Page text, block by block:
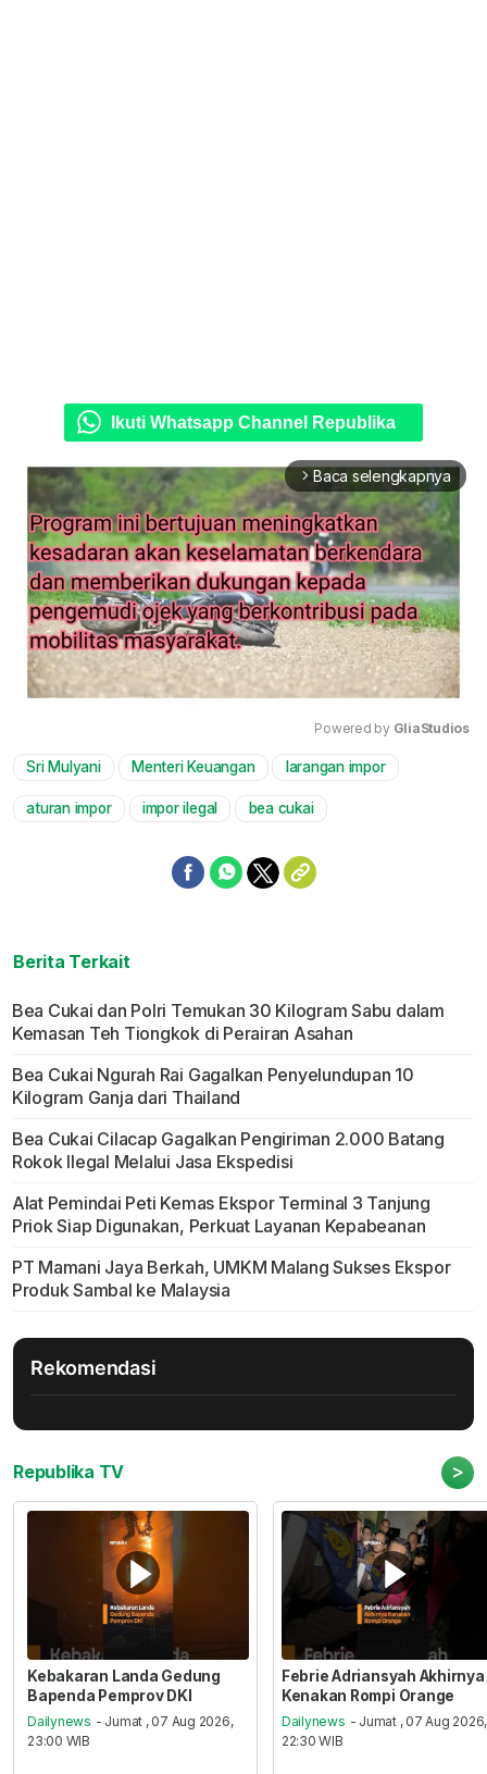
Ikuti Whatsapp Channel Republika
arrow_forward_ios Baca selengkapnya
Mute
Powered by GliaStudios
Sri Mulyani Menteri Keuangan larangan impor
aturan impor impor ilegal bea cukai
Berita Terkait
Bea Cukai dan Polri Temukan 30 Kilogram Sabu dalam
Kemasan Teh Tiongkok di Perairan Asahan
Bea Cukai Ngurah Rai Gagalkan Penyelundupan 10
Kilogram Ganja dari Thailand
Bea Cukai Cilacap Gagalkan Pengiriman 2.000 Batang
Rokok Ilegal Melalui Jasa Ekspedisi
Alat Pemindai Peti Kemas Ekspor Terminal 3 Tanjung
Priok Siap Digunakan, Perkuat Layanan Kepabeanan
PT Mamani Jaya Berkah, UMKM Malang Sukses Ekspor
Produk Sambal ke Malaysia
Rekomendasi
Republika TV >
Kebakaran Landa Gedung
Bapenda Pemprov DKI
Dailynews - Jumat , 07 Aug 2026,
23:00 WIB
Febrie Adriansyah Akhirnya
Kenakan Rompi Orange
Dailynews - Jumat , 07 Aug 2026,
22:30 WIB